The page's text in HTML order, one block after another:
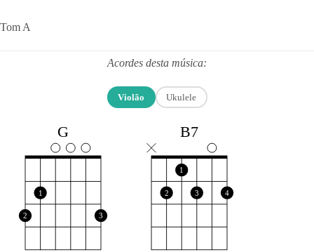
Tom A
Acordes desta música:
Violão Ukulele
G
2
1
3
B7
2
1
3 4